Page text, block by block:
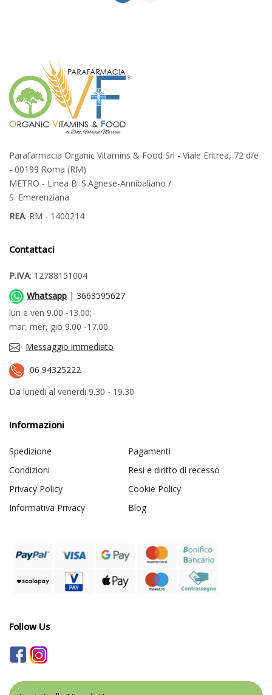
Parafarmacia Organic Vitamins & Food Srl - Viale Eritrea, 72 d/e
- 00199 Roma (RM)
METRO - Linea B: S.Agnese-Annibaliano /
S. Emerenziana
REA: RM - 1400214
Contattaci
P.IVA: 12788151004
Whatsapp | 3663595627
lun e ven 9.00 -13.00;
mar, mer, gio 9.00 -17.00
Messaggio immediato
06 94325222
Da lunedi al venerdi 9.30 - 19.30
Informazioni
Spedizione
Pagamenti
Condizioni
Resi e diritto di recesso
Privacy Policy
Cookie Policy
Informativa Privacy
Blog
Follow Us